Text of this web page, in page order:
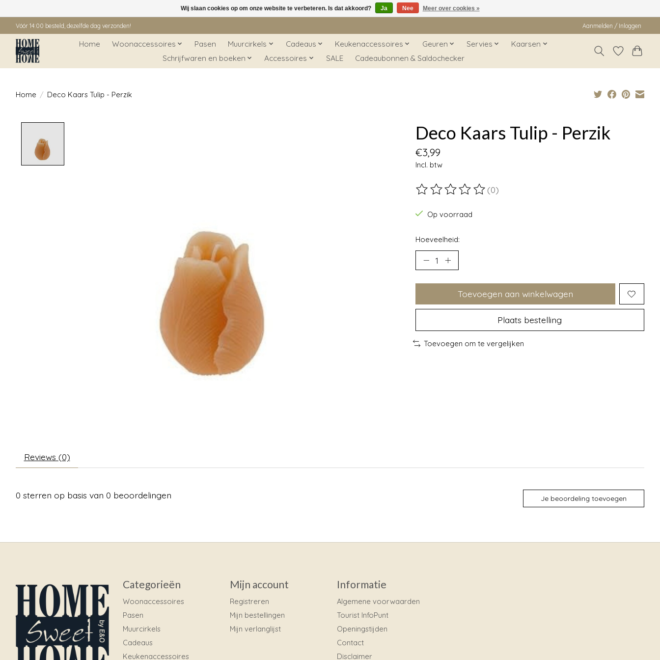
Vóór 14:00 besteld, dezelfde dag verzonden! Aanmelden / Inloggen
Home Woonaccessoires Pasen Muurcirkels Cadeaus Keukenaccessoires Geuren Servies
Kaarsen
Schrijfwaren en boeken
Accessoires SALE Cadeaubonnen & Saldochecker
Home / Deco Kaars Tulip - Perzik
Deco Kaars Tulip - Perzik
€3,99
Incl. btw
De beoordeling van dit product is
(0)
Op voorraad
Hoeveelheid:
Toevoegen aan winkelwagen
Plaats bestelling
Toevoegen om te vergelijken
Reviews (0)
0 sterren op basis van 0 beoordelingen Je beoordeling toevoegen
Categorieën
Woonaccessoires
Pasen
Muurcirkels
Cadeaus
Keukenaccessoires
Mijn account
Registreren
Mijn bestellingen
Mijn verlanglijst
Informatie
Algemene voorwaarden
Tourist InfoPunt
Openingstijden
Contact
Disclaimer
Wij slaan cookies op om onze website te verbeteren. Is dat akkoord? Ja Nee Meer over cookies »